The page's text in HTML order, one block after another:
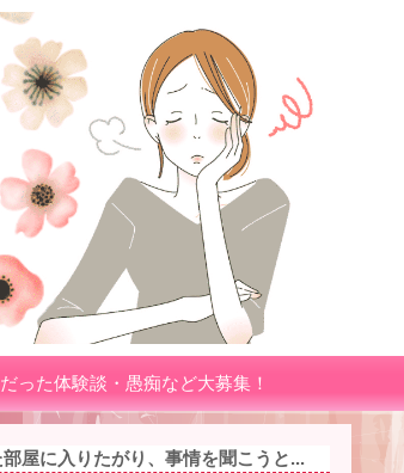
った体験談・愚痴など大募集！
屋に入りたがり、事情を聞こうと...